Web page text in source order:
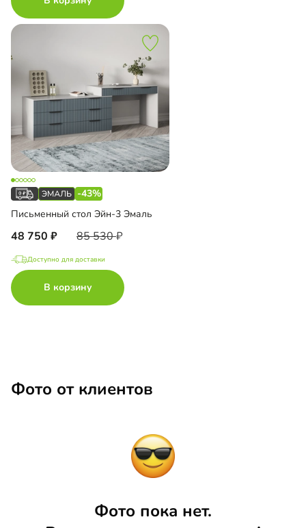
-43%
Письменный стол Эйн-3 Эмаль
48 750 85 530
Доступно для доставки
В корзину
Фото от клиентов
Фото пока нет.